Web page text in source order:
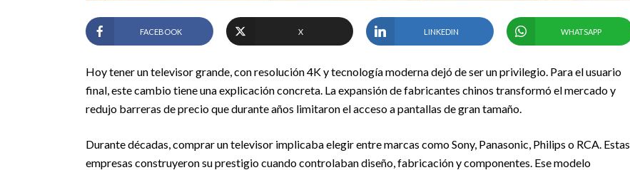
FACEBOOK X LINKEDIN WHATSAPP
Hoy tener un televisor grande, con resolución 4K y tecnología moderna dejó de ser un privilegio. Para el usuario
final, este cambio tiene una explicación concreta. La expansión de fabricantes chinos transformó el mercado y
redujo barreras de precio que durante años limitaron el acceso a pantallas de gran tamaño.
Durante décadas, comprar un televisor implicaba elegir entre marcas como Sony, Panasonic, Philips o RCA. Estas
empresas construyeron su prestigio cuando controlaban diseño, fabricación y componentes. Ese modelo